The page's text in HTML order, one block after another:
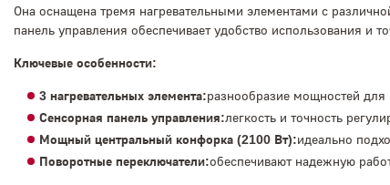
Она оснащена тремя нагревательными элементами с
панель управления обеспечивает удобство использования и
Ключевые особенности:
3 нагревательных элемента:разнообразие мощностей для
Сенсорная панель управления:легкость и точность
Мощный центральный конфорка (2100 Вт):идеально
Поворотные переключатели:обеспечивают надежную